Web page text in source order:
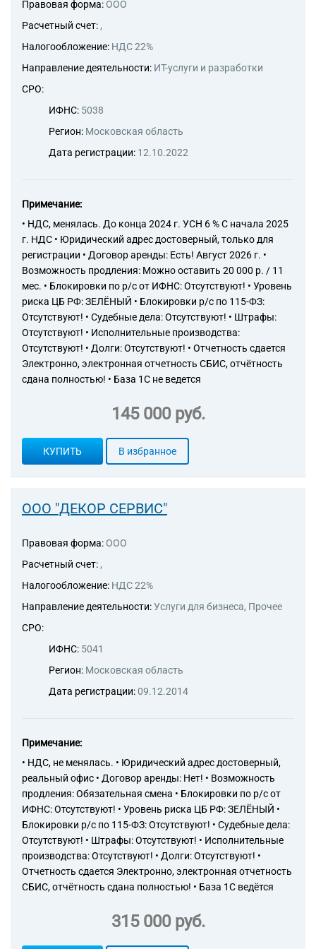
Правовая форма: ООО
Расчетный счет: ,
Налогообложение: НДС 22%
Направление деятельности: ИТ-услуги и разработки
СРО:
ИФНС: 5038
Регион: Московская область
Дата регистрации: 12.10.2022
Примечание:
• НДС, менялась. До конца 2024 г. УСН 6 % С начала 2025
г. НДС • Юридический адрес достоверный, только для
регистрации • Договор аренды: Есть! Август 2026 г. •
Возможность продления: Можно оставить 20 000 р. / 11
мес. • Блокировки по р/с от ИФНС: Отсутствуют! • Уровень
риска ЦБ РФ: ЗЕЛЁНЫЙ • Блокировки р/с по 115-ФЗ:
Отсутствуют! • Судебные дела: Отсутствуют! • Штрафы:
Отсутствуют! • Исполнительные производства:
Отсутствуют! • Долги: Отсутствуют! • Отчетность сдается
Электронно, электронная отчетность СБИС, отчётность
сдана полностью! • База 1С не ведется
145 000 руб.
КУПИТЬ В избранное
ООО "ДЕКОР СЕРВИС"
Правовая форма: ООО
Расчетный счет: ,
Налогообложение: НДС 22%
Направление деятельности:Услуги для бизнеса, Прочее
СРО:
ИФНС: 5041
Регион: Московская область
Дата регистрации:09.12.2014
Примечание:
• НДС, не менялась. • Юридический адрес достоверный,
реальный офис • Договор аренды: Нет! • Возможность
продления: Обязательная смена • Блокировки по р/с от
ИФНС: Отсутствуют! • Уровень риска ЦБ РФ: ЗЕЛЁНЫЙ •
Блокировки р/с по 115-ФЗ: Отсутствуют! • Судебные дела:
Отсутствуют! • Штрафы: Отсутствуют! • Исполнительные
производства: Отсутствуют! • Долги: Отсутствуют! •
Отчетность сдается Электронно, электронная отчетность
СБИС, отчётность сдана полностью! • База 1С ведётся
315 000 руб.